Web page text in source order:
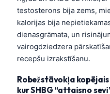
testosterons bija zems,
kalorijas bija
dienasgrāmata, un
vairogdziedzera
recepšu izrakstīšanu.
Robežstāvokļa
kur SHBG “attaisno
Ελληνικά
Türkçe
Română
简体中文
فارسی
Български